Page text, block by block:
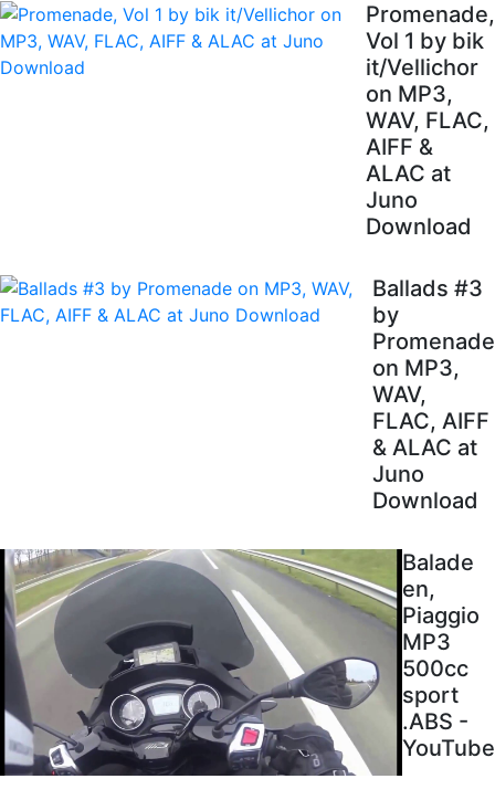
Promenade,
Vol 1 by bik
it/Vellichor
on MP3,
WAV, FLAC,
AIFF &
ALAC at
Juno
Download
Ballads #3
by
Promenade
on MP3,
WAV,
FLAC, AIFF
& ALAC at
Juno
Download
Balade
en,
Piaggio
MP3
500cc
sport
.ABS -
YouTube